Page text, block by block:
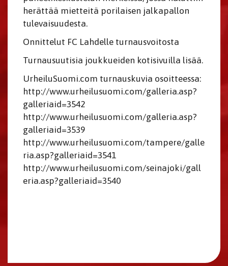
herättää mietteitä porilaisen jalkapallon
tulevaisuudesta.
Onnittelut FC Lahdelle turnausvoitosta
Turnausuutisia joukkueiden kotisivuilla lisää.
UrheiluSuomi.com turnauskuvia osoitteessa:
http://www.urheilusuomi.com/galleria.asp?
galleriaid=3542
http://www.urheilusuomi.com/galleria.asp?
galleriaid=3539
http://www.urheilusuomi.com/tampere/galle
ria.asp?galleriaid=3541
http://www.urheilusuomi.com/seinajoki/gall
eria.asp?galleriaid=3540